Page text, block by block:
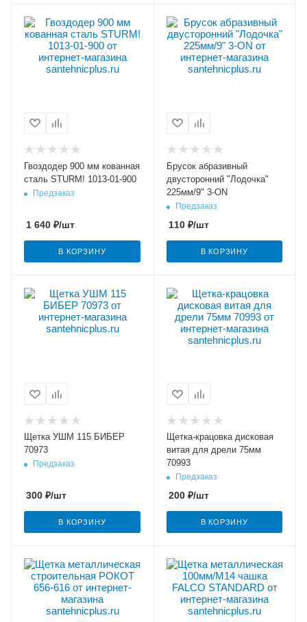
Гвоздодер 900 мм кованная
сталь STURM! 1013-01-900
Предзаказ
1 640 ₽/шт
В КОРЗИНУ
Брусок абразивный
двусторонний "Лодочка"
225мм/9" 3-ON
Предзаказ
110₽/шт
В КОРЗИНУ
Щетка УШМ 115 БИБЕР
70973
Предзаказ
300 ₽/шт
В КОРЗИНУ
Щетка-крацовка дисковая
витая для дрели 75мм
70993
Предзаказ
200₽/шт
В КОРЗИНУ